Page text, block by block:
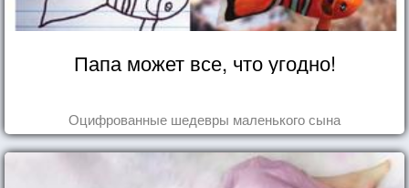
Папа может все, что угодно!
Оцифрованные шедевры маленького сына